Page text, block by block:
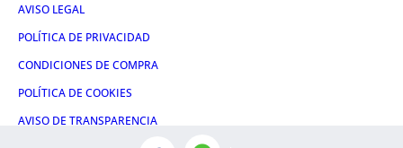
AVISO LEGAL
POLÍTICA DE PRIVACIDAD
CONDICIONES DE COMPRA
POLÍTICA DE COOKIES
AVISO DE TRANSPARENCIA